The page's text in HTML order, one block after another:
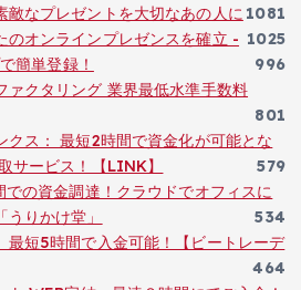
1081
敵なプレゼントを大切なあの人に
1025
のオンラインプレゼンスを確立 -
簡単登録！
996
ァクタリング 業界最低水準手数料
801
クス： 最短2時間で資金化が可能とな
サービス！【LINK】
579
の資金調達！クラウドでオフィスに
りかけ堂」
534
最短5時間で入金可能！【ビートレーデ
464